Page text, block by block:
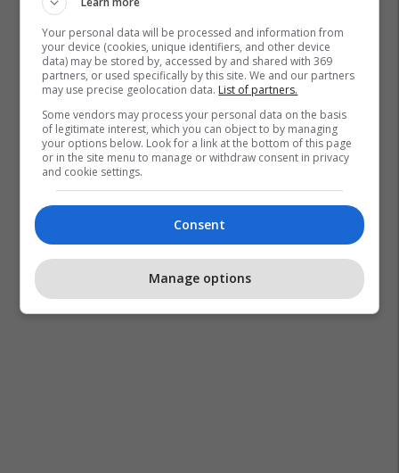
Your personal data will be processed and information from
your device (cookies, unique identifiers, and other device
data) may be stored by, accessed by and shared with 369
partners, or used specifically by this site. We and our partners
may use precise geolocation data. List of partners.
Some vendors may process your personal data on the basis
of legitimate interest, which you can object to by managing
your options below. Look for a link at the bottom of this page
or in the site menu to manage or withdraw consent in privacy
and cookie settings.
Consent
Manage options